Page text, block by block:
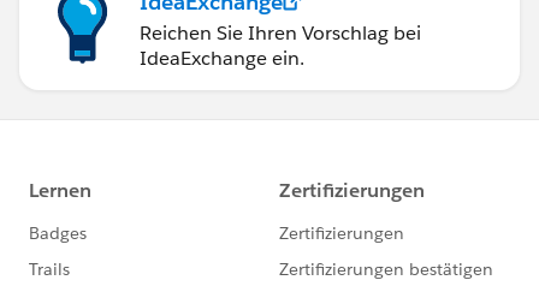
項目名+テーブル名
あるいは、項目が重複しなくても
今回リレーションするテーブルが多数ありかつ項目の重
何卒よろしくお願い申し上げます。
Reichen Sie Ihren Vorschlag bei
IdeaExchange ein.